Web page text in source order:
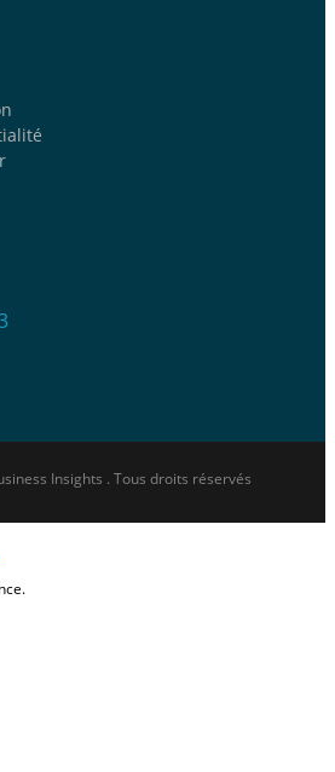
Insights . Tous droits réservés